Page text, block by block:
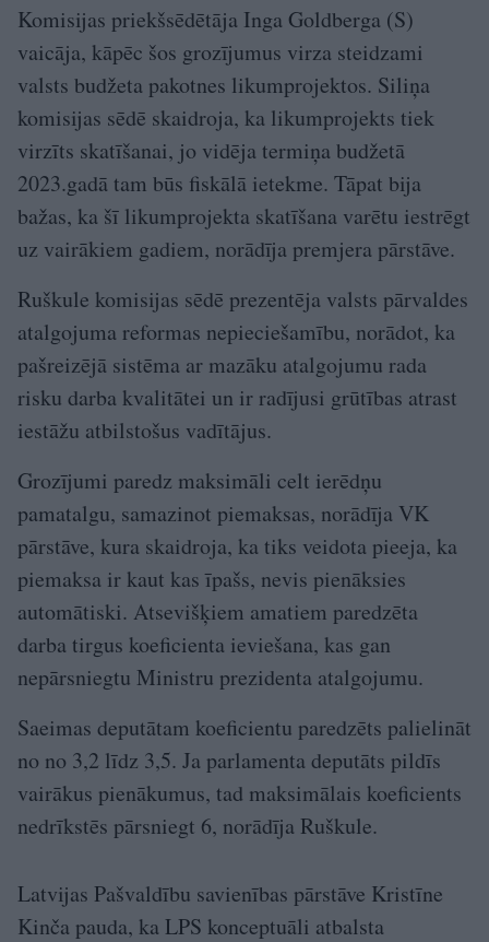
Komisijas priekšsēdētāja Inga Goldberga (S)
vaicāja, kāpēc šos grozījumus virza steidzami
valsts budžeta pakotnes likumprojektos. Siliņa
komisijas sēdē skaidroja, ka likumprojekts tiek
virzīts skatīšanai, jo vidēja termiņa budžetā
2023.gadā tam būs fiskālā ietekme. Tāpat bija
bažas, ka šī likumprojekta skatīšana varētu iestrēgt
uz vairākiem gadiem, norādīja premjera pārstāve.
Ruškule komisijas sēdē prezentēja valsts pārvaldes
atalgojuma reformas nepieciešamību, norādot, ka
pašreizējā sistēma ar mazāku atalgojumu rada
risku darba kvalitātei un ir radījusi grūtības atrast
iestāžu atbilstošus vadītājus.
Grozījumi paredz maksimāli celt ierēdņu
pamatalgu, samazinot piemaksas, norādīja VK
pārstāve, kura skaidroja, ka tiks veidota pieeja, ka
piemaksa ir kaut kas īpašs, nevis pienāksies
automātiski. Atsevišķiem amatiem paredzēta
darba tirgus koeficienta ieviešana, kas gan
nepārsniegtu Ministru prezidenta atalgojumu.
Saeimas deputātam koeficientu paredzēts palielināt
no no 3,2 līdz 3,5. Ja parlamenta deputāts pildīs
vairākus pienākumus, tad maksimālais koeficients
nedrīkstēs pārsniegt 6, norādīja Ruškule.
Latvijas Pašvaldību savienības pārstāve Kristīne
Kinča pauda, ka LPS konceptuāli atbalsta